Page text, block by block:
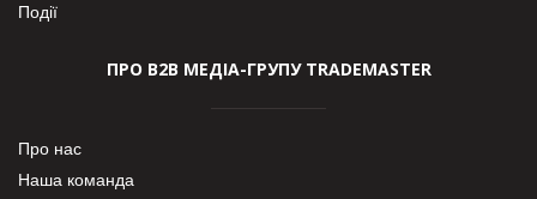
Події
ПРО В2В МЕДІА-ГРУПУ TRADEMASTER
Про нас
Наша команда